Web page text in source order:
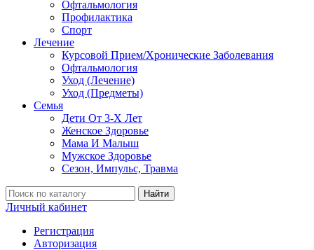
Офтальмология
Профилактика
Спорт
Лечение
Курсовой Прием/Хронические Заболевания
Офтальмология
Уход (Лечение)
Уход (Предметы)
Семья
Дети От 3-Х Лет
Женское Здоровье
Мама И Малыш
Мужское Здоровье
Сезон, Импульс, Травма
Найти
Личный кабинет
Регистрация
Авторизация